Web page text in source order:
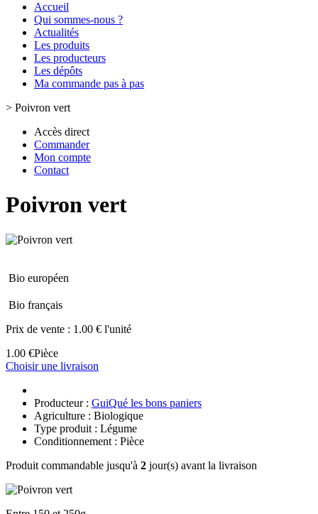
Accueil
Qui sommes-nous ?
Actualités
Les produits
Les producteurs
Les dépôts
Ma commande pas à pas
> Poivron vert
Accès direct
Commander
Mon compte
Contact
Poivron vert
Bio européen
Bio français
Prix de vente : 1.00 € l'unité
1.00 €Pièce
Choisir une livraison
Producteur : GuiQué les bons paniers
Agriculture : Biologique
Type produit : Légume
Conditionnement : Pièce
Produit commandable jusqu'à 2 jour(s) avant la livraison